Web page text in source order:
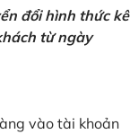
đổi hình thức kê
từ ngày
vào tài khoản